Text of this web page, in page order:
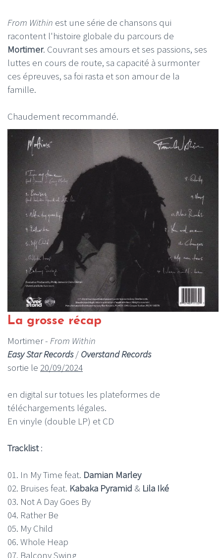
From Within est une série de chansons qui
racontent l'histoire globale du parcours de
Mortimer. Couvrant ses amours et ses passions, ses
luttes en cours de route, sa capacité à surmonter
ces épreuves, sa foi rasta et son amour de la
famille.
Chaudement recommandé.
La grosse récap
Mortimer - From Within
Easy Star Records/ Overstand Records
sortie le 20/09/2024
en digital sur totues les plateformes de
téléchargements légales.
En vinyle (double LP) et CD
Tracklist:
01. In My Time feat. Damian Marley
02. Bruises feat. Kabaka Pyramid & Lila Iké
03. Not A Day Goes By
04. Rather Be
05. My Child
06. Whole Heap
07. Balcony Swing